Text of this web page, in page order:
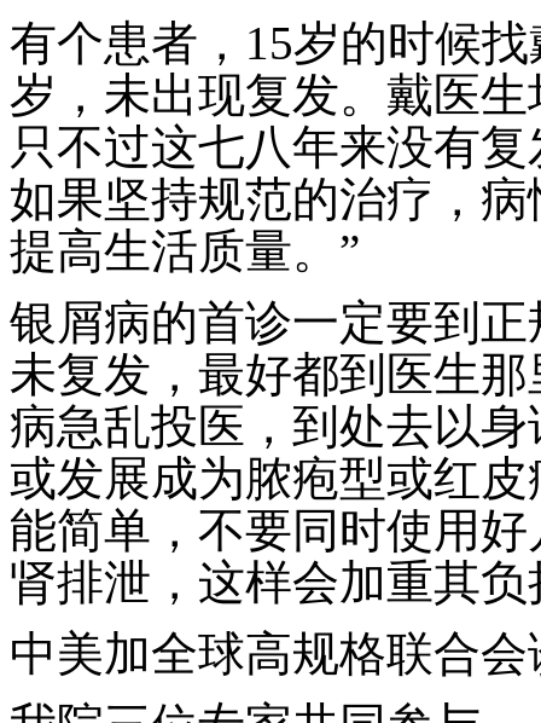
有个患者，15岁的时候
岁，未出现复发。戴医
只不过这七八年来没有
如果坚持规范的治疗，
提高生活质量。”
银屑病的首诊一定要到
未复发，最好都到医生
病急乱投医，到处去以
或发展成为脓疱型或红
能简单，不要同时使用
肾排泄，这样会加重其
中美加全球高规格联合会